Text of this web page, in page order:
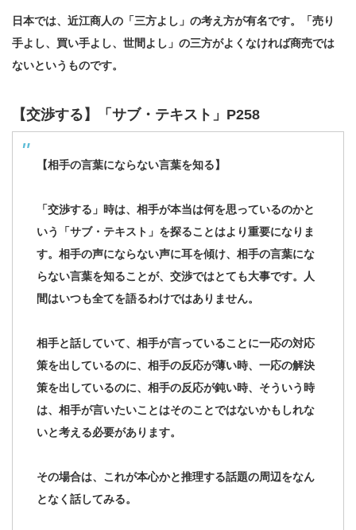
日本では、近江商人の「三方よし」の考え方が有名です。「売り
手よし、買い手よし、世間よし」の三方がよくなければ商売では
ないというものです。
【交渉する】「サブ・テキスト」P258
【相手の言葉にならない言葉を知る】
「交渉する」時は、相手が本当は何を思っているのかと
いう「サブ・テキスト」を探ることはより重要になりま
す。相手の声にならない声に耳を傾け、相手の言葉にな
らない言葉を知ることが、交渉ではとても大事です。人
間はいつも全てを語るわけではありません。
相手と話していて、相手が言っていることに一応の対応
策を出しているのに、相手の反応が薄い時、一応の解決
策を出しているのに、相手の反応が鈍い時、そういう時
は、相手が言いたいことはそのことではないかもしれな
いと考える必要があります。
その場合は、これが本心かと推理する話題の周辺をなん
となく話してみる。